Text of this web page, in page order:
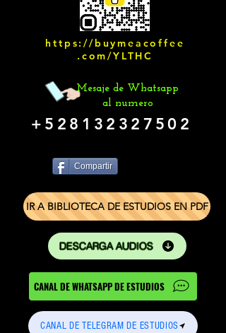
https://buymeacoffee
.com/YLTHC
Mesaje de Whatsapp
al numero
+528132327502
Compartir
IR A BIBLIOTECA DE ESTUDIOS EN PDF
DESCARGA AUDIOS
CANAL DE WHATSAPP DE ESTUDIOS
CANAL DE TELEGRAM DE ESTUDIOS